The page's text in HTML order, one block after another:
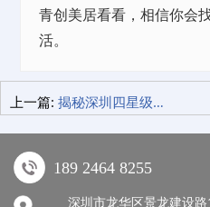
青创美居看看，相信你会
活。
上一篇: 揭秘深圳四星级酒店新贵：米阁睡眠酒店，让你一觉到天亮！
189 2464 8255
深圳市龙华区景龙建设